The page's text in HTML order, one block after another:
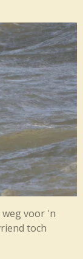
voor 'n
toch